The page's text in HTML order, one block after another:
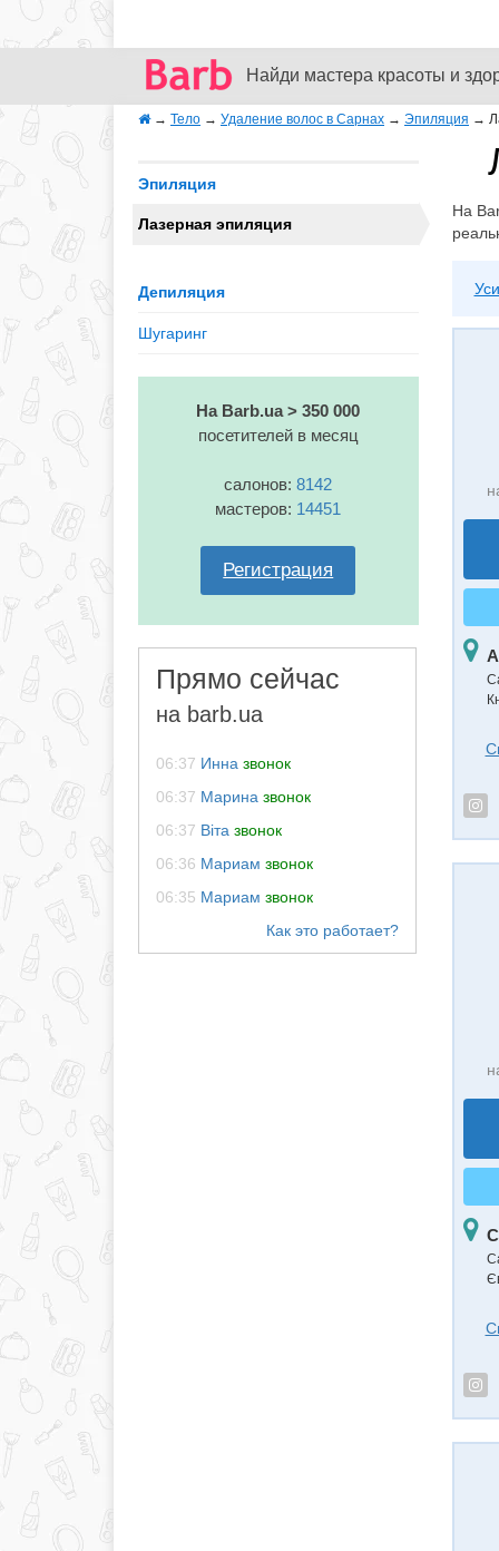
Найди мастера красоты и
→ Тело → Удаление волос в Сарнах → Эпиляция →
На
Эпиляция
Лазерная эпиляция
Депиляция
Шугаринг
На Barb.ua > 350 000
посетителей в месяц
салонов:8142
мастеров: 14451
Регистрация
Прямо сейчас
на barb.ua
06:37 Инна звонок
06:37 Марина звонок
06:37 Віта звонок
06:36 Мариам звонок
06:35 Мариам звонок